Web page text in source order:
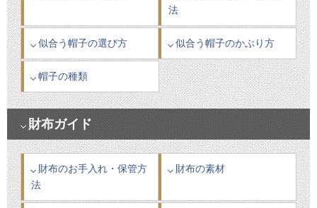
法
似合う帽子の選び方 似合う帽子のかぶり方
帽子の種類
財布ガイド
財布のお手入れ・保管方
法
財布の素材